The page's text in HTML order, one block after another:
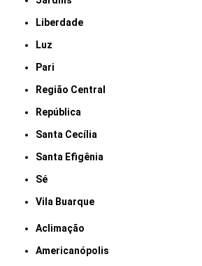
Liberdade
Luz
Pari
Região Central
República
Santa Cecília
Santa Efigênia
Sé
Vila Buarque
Aclimação
Americanópolis